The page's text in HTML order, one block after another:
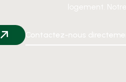
logement.
Contactez-nous